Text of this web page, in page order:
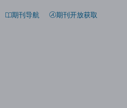
期刊导航 期刊开放获取